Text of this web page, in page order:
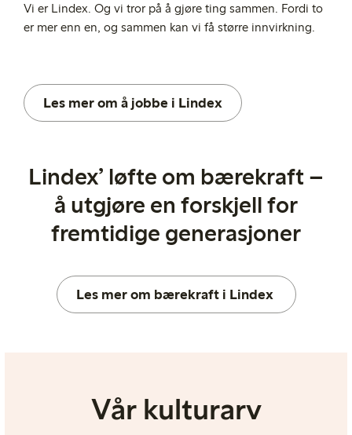
Vi er Lindex. Og vi tror på å gjøre ting sammen. Fordi to
er mer enn en, og sammen kan vi få større innvirkning.
Les mer om å jobbe i Lindex
Lindex’ løfte om bærekraft –
å utgjøre en forskjell for
fremtidige generasjoner
Les mer om bærekraft i Lindex
Vår kulturarv